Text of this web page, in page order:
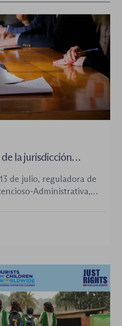
la jurisdicción
de julio, reguladora de
Administrativa,
años no han
como en
órganos […]